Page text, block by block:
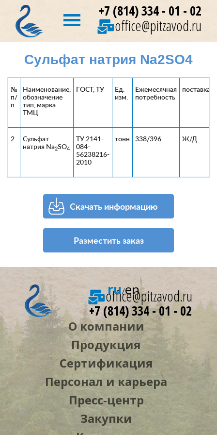
+7 (814) 334 - 01 - 02
office@pitzavod.ru
Сульфат натрия Na2SO4
№
п/
п
Наименование,
обозначение
тип, марка
ТМЦ
ГОСТ, ТУ
Ед.
изм.
Ежемесячная
потребность
поставка
2
Сульфат
натрия Na2SO4
ТУ 2141-
084-
56238216-
2010
тонн 338/396 Ж/Д
Скачать информацию
Разместить заказ
office@pitzavod.ru
+7 (814) 334 - 01 - 02
ru/en
О компании
Продукция
Сертификация
Персонал и карьера
Пресс‑центр
Закупки